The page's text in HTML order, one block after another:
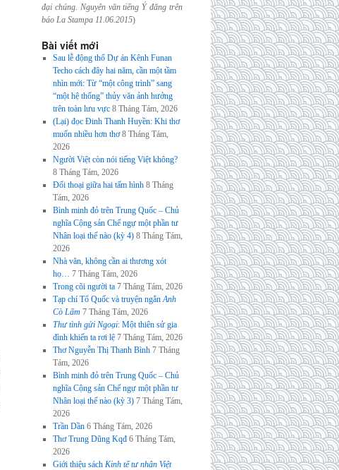
đại chúng. Nguyên văn tiếng Ý đăng trên
báo La Stampa 11.06.2015)
Bài viết mới
Sau lễ động thổ Dự án Kênh Funan
Techo cách đây hai năm, cần một tầm
nhìn mới: Từ “một công trình” sang
“một hệ thống” thủy văn ảnh hưởng
trên toàn lưu vực 8 Tháng Tám, 2026
(Lại) đọc Đinh Thanh Huyền: Khi thơ
muốn nhiều hơn thơ 8 Tháng Tám,
2026
Người Việt còn nói tiếng Việt không?
8 Tháng Tám, 2026
Đối thoại giữa hai tấm hình 8 Tháng
Tám, 2026
Bình minh đỏ trên Trung Quốc – Chủ
nghĩa Cộng sản Chế ngự một phần tư
Nhân loại thế nào (kỳ 4) 8 Tháng Tám,
2026
Nhà văn, không cần ai thương xót
họ… 7 Tháng Tám, 2026
Trong cõi người ta 7 Tháng Tám, 2026
Tạp chí Tổ Quốc và truyện ngắnAnh
Cò Lấm 7 Tháng Tám, 2026
Thư tình gửi Ngoại: Một thiên sử gia
đình khiến ta rơi lệ 7 Tháng Tám, 2026
Thơ Nguyễn Thị Thanh Bình 7 Tháng
Tám, 2026
Bình minh đỏ trên Trung Quốc – Chủ
nghĩa Cộng sản Chế ngự một phần tư
Nhân loại thế nào (kỳ 3) 7 Tháng Tám,
2026
Trần Dần 6 Tháng Tám, 2026
Thơ Trung Dũng Kqđ 6 Tháng Tám,
2026
Giới thiệu sách Kinh tế tư nhân Việt